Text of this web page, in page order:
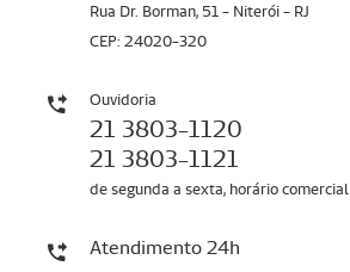
Rua Dr. Borman, 51 - Niterói - RJ
CEP: 24020-320
Ouvidoria
21 3803-1120
21 3803-1121
de segunda a sexta, horário comercial
Atendimento 24h